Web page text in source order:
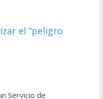
el “peligro
Servicio de